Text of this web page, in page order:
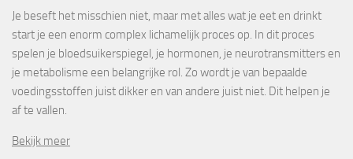
Je beseft het misschien niet, maar met alles wat je eet en drinkt
start je een enorm complex lichamelijk proces op. In dit proces
spelen je bloedsuikerspiegel, je hormonen, je neurotransmitters en
je metabolisme een belangrijke rol. Zo wordt je van bepaalde
voedingsstoffen juist dikker en van andere juist niet. Dit helpen je
af te vallen.
Bekijk meer